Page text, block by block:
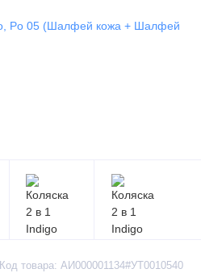
Код товара: АИ000001134#УТ0010540